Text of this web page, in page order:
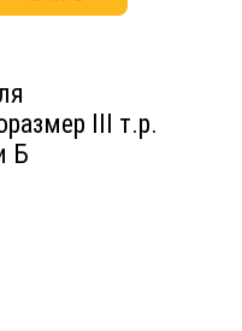
III т.р.
Б